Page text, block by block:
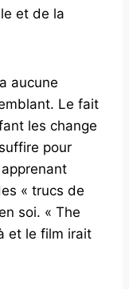
et de la
aucune
Le fait
les change
pour
« trucs de
soi. « The
et le film irait